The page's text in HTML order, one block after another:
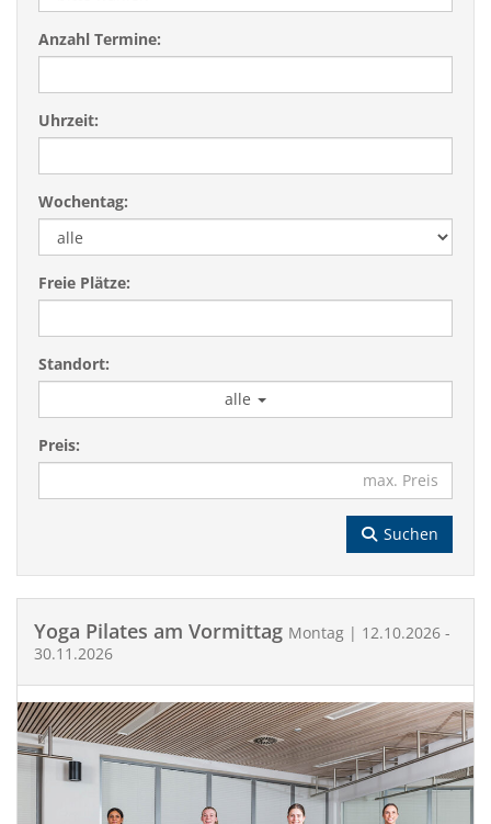
Anzahl Termine:
Uhrzeit:
Wochentag:
Freie Plätze:
Standort:
alle
Preis:
Suchen
Yoga Pilates am Vormittag Montag | 12.10.2026 -
30.11.2026